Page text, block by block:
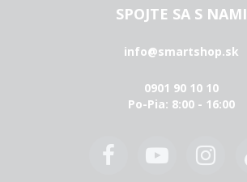
SPOJTE SA S NAMI
info@smartshop.sk
0901 90 10 10
Po-Pia: 8:00 - 16:00